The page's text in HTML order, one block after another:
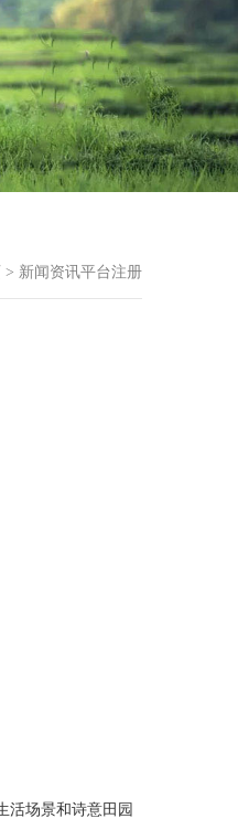
> 新闻资讯平台注册
活场景和诗意田园